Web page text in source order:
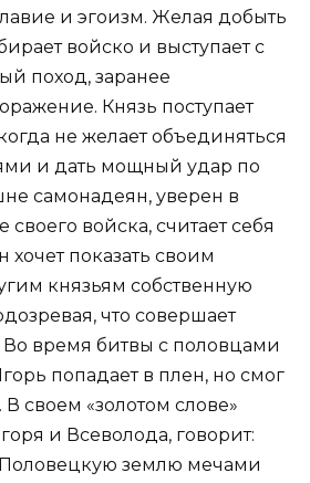
и эгоизм. Желая добыть
войско и выступает с
поход, заранее
Князь поступает
не желает объединяться
и дать мощный удар по
самонадеян, уверен в
войска, считает себя
показать своим
князьям собственную
что совершает
время битвы с половцами
попадает в плен, но смог
В своем «золотом слове»
и Всеволода, говорит:
землю мечами